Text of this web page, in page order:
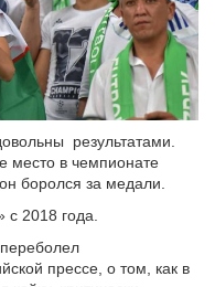
результатами.
место в чемпионате
боролся за медали.
с 2018 года.
прессе, о том, как в